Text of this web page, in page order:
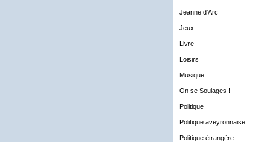
Jeanne d'Arc
Jeux
Livre
Loisirs
Musique
On se Soulages !
Politique
Politique aveyronnaise
Politique étrangère